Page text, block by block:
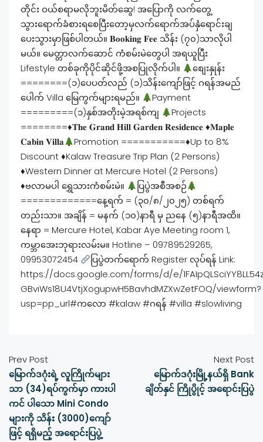
တိုင်း ဝယ်စရာမလိုဘူးမိတ်ဆွေ! အပြောကို လက်တွေ့
သွားရောက်ခံစားရစေပြီးတော့မှလက်ရောက်အပ်နှံရောင်းချ
ပေးသွားမှာဖြစ်ပါတယ်။ 𝐁𝐨𝐨𝐤𝐢𝐧𝐠 𝐅𝐞𝐞 သိန်း (၇၀)သာလိုပါ
မယ်။ မေတ္တာလက်ဆောင် ကံစမ်းမဲတွေပါ အရယူပြီး
Lifestyle တစ်ခုကိုပိုင်ဆိုင်ဖို့အစပြုလိုက်ပါ။
စျေးနှုန်း
========(၁)ပေပတ်လည် (၁)သိန်းကျော်ဖြင့် ဂရန်အမည်
ပေါက် Villa မြေကွက်များရမည်။
Payment
=========(၁)နှစ်အတိုးမဲ့အရစ်ကျ
Projects
========♦️𝐓𝐡𝐞 𝐆𝐫𝐚𝐧𝐝 𝐇𝐢𝐥𝐥 𝐆𝐚𝐫𝐝𝐞𝐧 𝐑𝐞𝐬𝐢𝐝𝐞𝐧𝐜𝐞♦️𝐌𝐚𝐩𝐥𝐞
𝐂𝐚𝐛𝐢𝐧 𝐕𝐢𝐥𝐥𝐚
Promotion ===========♦️Up to 8%
Discount♦️Kalaw Treasure Trip Plan (2 Persons)
♦️Western Dinner at Mercure Hotel (2 Persons)
♦️ဗလာမပါ ရွှေသားကံစမ်းမဲ။
ပြပွဲအစီအစဉ်
=============နေ့ရက် = (၃၀/၈/၂၀၂၅) တစ်ရက်
တည်းသာ။ အချိန် = မနက် (၁၀)နာရီ မှ ညနေ (၅)နာရီအထိ။
နေရာ = Mercure Hotel, Kabar Aye Meeting room 1,
ကမ္ဘာအေးဘုရားလမ်းမ။ Hotline – 09789529265,
09953072454
ပြပွဲတက်ရောက် Register လုပ်ရန် Link:
https://docs.google.com/forms/d/e/
GBviWs18U4VtjXogupwH5BavhdMZXwZetFOQ/viewform?
usp=pp_url#ကလော #kalaw #ဂရန် #villa #slowliving
Prev Post
မြောက်ဒဂုံးရဲ့ လူကြိုက်များ
သာ (34)ရပ်ကွက်မှာ ကားပါ
ကင် ပါသော Mini Condo
များကို သိန်း (3000)ကျော်
ဖြင့် ရရှိမည့် အရောင်းပြပွဲ့
Next Post
မြောက်ဒဂုံးမြို့နယ်ရှိ Bank
ချိတ်နှင် ကြိုပွိုင့် အရောင်းပြပွဲ